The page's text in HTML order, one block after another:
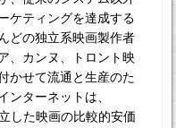
ケティングを達成する
どの独立系映画製作者
、カンヌ、トロント映
かせて流通と生産のた
ンターネットは、
した映画の比較的安価